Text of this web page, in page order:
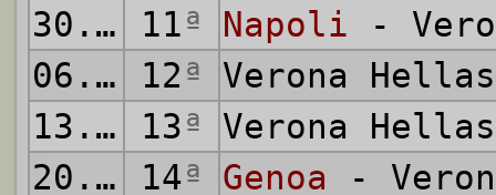
30.12.1973
11ª Napoli -
06.01.1974
12ª
Verona
13.01.1974
13ª
Verona
20.01.1974
14ª Genoa -